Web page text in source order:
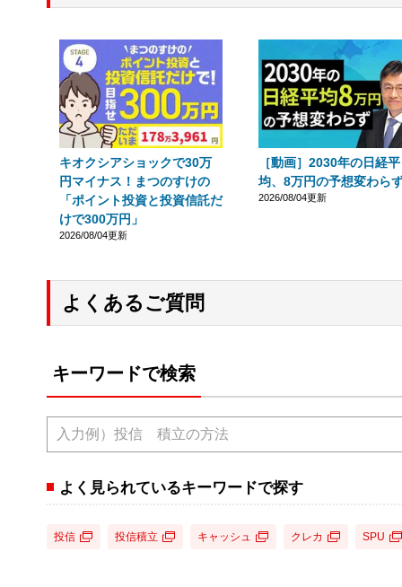
キオクシアショックで30万
円マイナス！まつのすけの
「ポイント投資と投資信託だ
けで300万円」
2026/08/04更新
［動画］2030年の日経平
均、8万円の予想変わら
2026/08/04更新
よくあるご質問
キーワードで検索
よく見られているキーワードで探す
投信 投信積立 キャッシュ クレカ SPU